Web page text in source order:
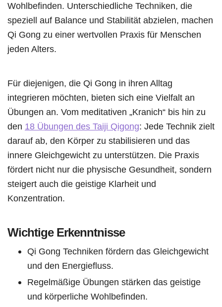
Wohlbefinden. Unterschiedliche Techniken, die
speziell auf Balance und Stabilität abzielen, machen
Qi Gong zu einer wertvollen Praxis für Menschen
jeden Alters.
Für diejenigen, die Qi Gong in ihren Alltag
integrieren möchten, bieten sich eine Vielfalt an
Übungen an. Vom meditativen „Kranich“ bis hin zu
den 18 Übungen des Taiji Qigong: Jede Technik zielt
darauf ab, den Körper zu stabilisieren und das
innere Gleichgewicht zu unterstützen. Die Praxis
fördert nicht nur die physische Gesundheit, sondern
steigert auch die geistige Klarheit und
Konzentration.
Wichtige Erkenntnisse
Qi Gong Techniken fördern das Gleichgewicht
und den Energiefluss.
Regelmäßige Übungen stärken das geistige
und körperliche Wohlbefinden.